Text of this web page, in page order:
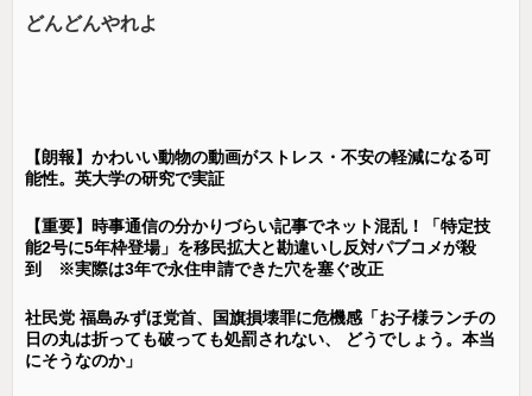
どんどんやれよ
【朗報】かわいい動物の動画がストレス・不安の軽減になる可
能性。英大学の研究で実証
【重要】時事通信の分かりづらい記事でネット混乱！「特定技
能2号に5年枠登場」を移民拡大と勘違いし反対パブコメが殺
到 ※実際は3年で永住申請できた穴を塞ぐ改正
社民党 福島みずほ党首、国旗損壊罪に危機感「お子様ランチの
日の丸は折っても破っても処罰されない、 どうでしょう。本当
にそうなのか」